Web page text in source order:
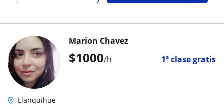
$1000/h 1ª clase gratis
Marion Chavez
Llanquihue